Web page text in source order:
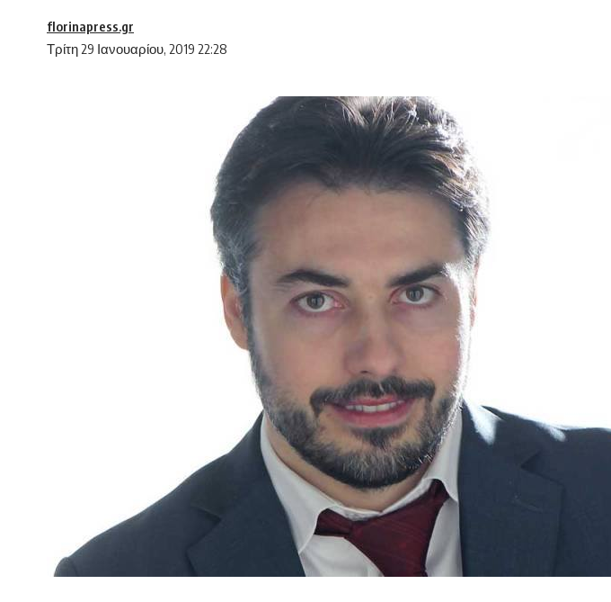
Τρίτη 29 Ιανουαρίου, 2019 22:28
florinapress.gr